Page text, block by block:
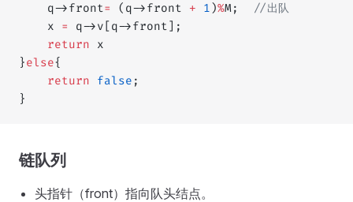
    q->front
= (q->front + 1 )%M;
  //出队
    x
=
q->v[q->front];
    return
x
}else{
    return
false ;
}
链队列
头指针（front）指向队头结点。